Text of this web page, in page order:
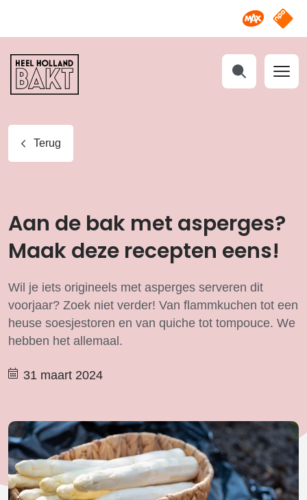
Omroep
NPO
Heel
Holland
Bakt
Terug
Aan de bak met asperges?
Maak deze recepten eens!
Wil je iets origineels met asperges serveren dit
voorjaar? Zoek niet verder! Van flammkuchen tot een
heuse soesjestoren en van quiche tot tompouce. We
hebben het allemaal.
31 maart 2024